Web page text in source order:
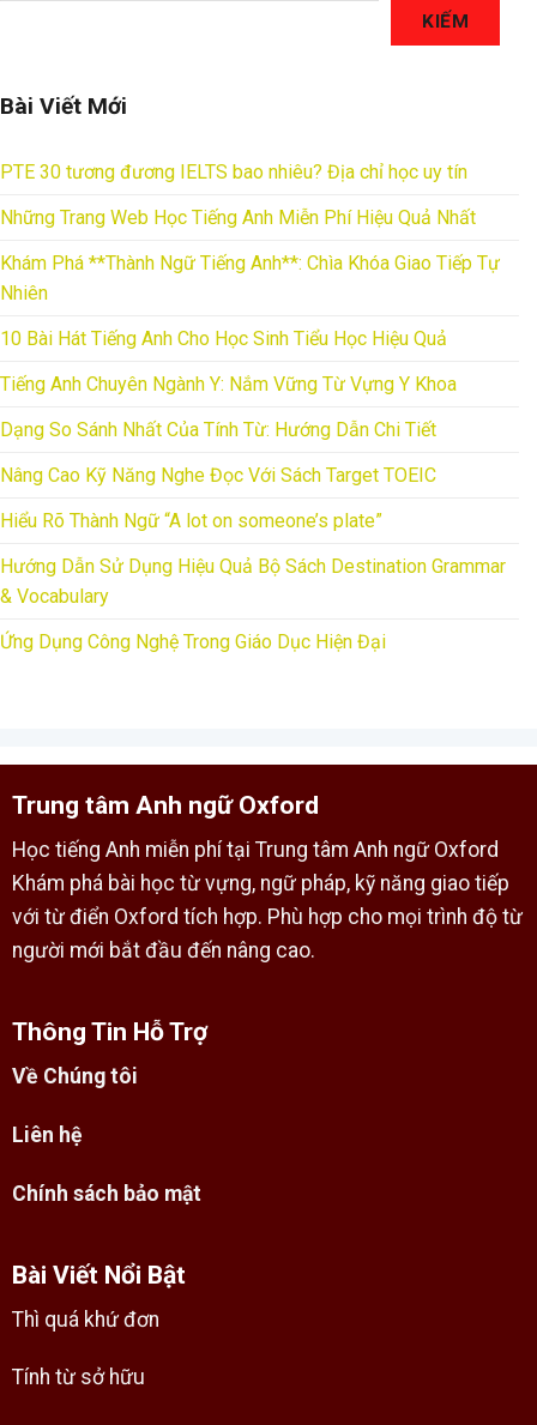
KIẾM
Bài Viết Mới
PTE 30 tương đương IELTS bao nhiêu? Địa chỉ học uy tín
Những Trang Web Học Tiếng Anh Miễn Phí Hiệu Quả Nhất
Khám Phá **Thành Ngữ Tiếng Anh**: Chìa Khóa Giao Tiếp Tự
Nhiên
10 Bài Hát Tiếng Anh Cho Học Sinh Tiểu Học Hiệu Quả
Tiếng Anh Chuyên Ngành Y: Nắm Vững Từ Vựng Y Khoa
Dạng So Sánh Nhất Của Tính Từ: Hướng Dẫn Chi Tiết
Nâng Cao Kỹ Năng Nghe Đọc Với Sách Target TOEIC
Hiểu Rõ Thành Ngữ “A lot on someone’s plate”
Hướng Dẫn Sử Dụng Hiệu Quả Bộ Sách Destination Grammar
& Vocabulary
Ứng Dụng Công Nghệ Trong Giáo Dục Hiện Đại
Trung tâm Anh ngữ Oxford
Học tiếng Anh miễn phí tại Trung tâm Anh ngữ Oxford
Khám phá bài học từ vựng, ngữ pháp, kỹ năng giao tiếp
với từ điển Oxford tích hợp. Phù hợp cho mọi trình độ từ
người mới bắt đầu đến nâng cao.
Thông Tin Hỗ Trợ
Về Chúng tôi
Liên hệ
Chính sách bảo mật
Bài Viết Nổi Bật
Thì quá khứ đơn
Tính từ sở hữu